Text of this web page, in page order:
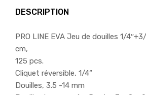
DESCRIPTION
PRO LINE EVA Jeu de douilles 1/
cm,
125 pcs.
Cliquet réversible, 1/4“
Douilles, 3.5 -14 mm